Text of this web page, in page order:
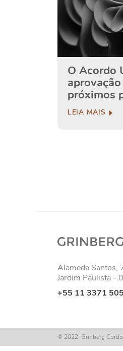
O Acordo
próximos
LEIA MAIS
Alameda Santos,
Jardim Paulista -
+55 11 3371
© 2022. Grinberg